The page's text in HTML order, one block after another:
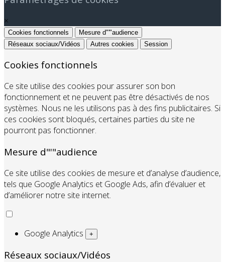
×
Cookies fonctionnels
Mesure d"'"audience
Réseaux sociaux/Vidéos
Autres cookies Session
Cookies fonctionnels
Ce site utilise des cookies pour assurer son bon
fonctionnement et ne peuvent pas être désactivés de nos
systèmes. Nous ne les utilisons pas à des fins publicitaires. Si
ces cookies sont bloqués, certaines parties du site ne
pourront pas fonctionner.
Mesure d"'"audience
Ce site utilise des cookies de mesure et d’analyse d’audience,
tels que Google Analytics et Google Ads, afin d’évaluer et
d’améliorer notre site internet.
Google Analytics +
Réseaux sociaux/Vidéos